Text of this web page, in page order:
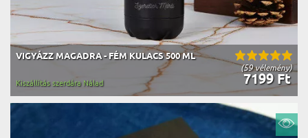
(59 vélemény)
VIGYÁZZ MAGADRA - FÉM KULACS 500 ML
7199 Ft
Kiszállítás szerdára Nálad